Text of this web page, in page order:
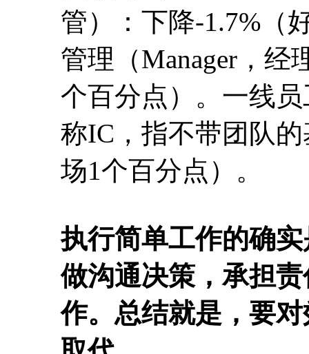
管）：下降-1.7%（
管理（Manager，经
个百分点）。一线
称IC，指不带团队
场1个百分点）。
执行简单工作的确
做沟通决策，承担
作。总结就是，要